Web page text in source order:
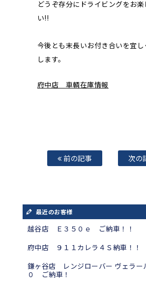
どうぞ存分にドライビングをお
い!!
今後とも末長いお付き合いを宜
します。
府中店 車輌在庫情報
前の記事 次の
最近のお客様
越谷店 Ｅ３５０ｅ ご納車！！
府中店 ９１１カレラ４Ｓ納車！！
鎌ヶ谷店 レンジローバー ヴェラー
０ ご納車！